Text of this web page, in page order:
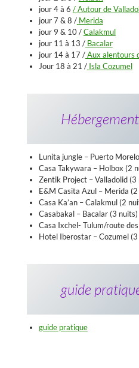
jour 4 à 6 /Autour de
jour 7 & 8 / Merida
jour 9 & 10 /Calakmul
jour 11 à 13 /Bacalar
jour 14 à 17 /Aux alentours
Jour 18 à 21 / Isla Cozumel
Lunita jungle – Puerto
Casa Takywara – Holbox (2
Zentik Project – Valladolid (3
E&M Casita Azul – Merida
Casa Ka’an – Calakmul (2
Casabakal – Bacalar (3 nuits)
Casa Ixchel- Tulum/route
Hotel Iberostar – Cozumel
guide
guide pratique